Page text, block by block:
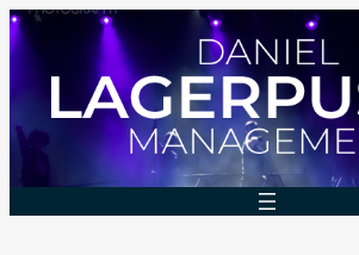
Zum
Inhalt
springen